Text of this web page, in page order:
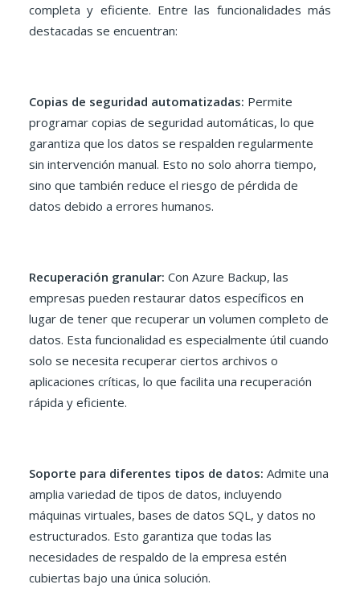
completa y eficiente. Entre las funcionalidades más
destacadas se encuentran:
Copias de seguridad automatizadas: Permite
programar copias de seguridad automáticas, lo que
garantiza que los datos se respalden regularmente
sin intervención manual. Esto no solo ahorra tiempo,
sino que también reduce el riesgo de pérdida de
datos debido a errores humanos.
Recuperación granular: Con Azure Backup, las
empresas pueden restaurar datos específicos en
lugar de tener que recuperar un volumen completo de
datos. Esta funcionalidad es especialmente útil cuando
solo se necesita recuperar ciertos archivos o
aplicaciones críticas, lo que facilita una recuperación
rápida y eficiente.
Soporte para diferentes tipos de datos: Admite una
amplia variedad de tipos de datos, incluyendo
máquinas virtuales, bases de datos SQL, y datos no
estructurados. Esto garantiza que todas las
necesidades de respaldo de la empresa estén
cubiertas bajo una única solución.